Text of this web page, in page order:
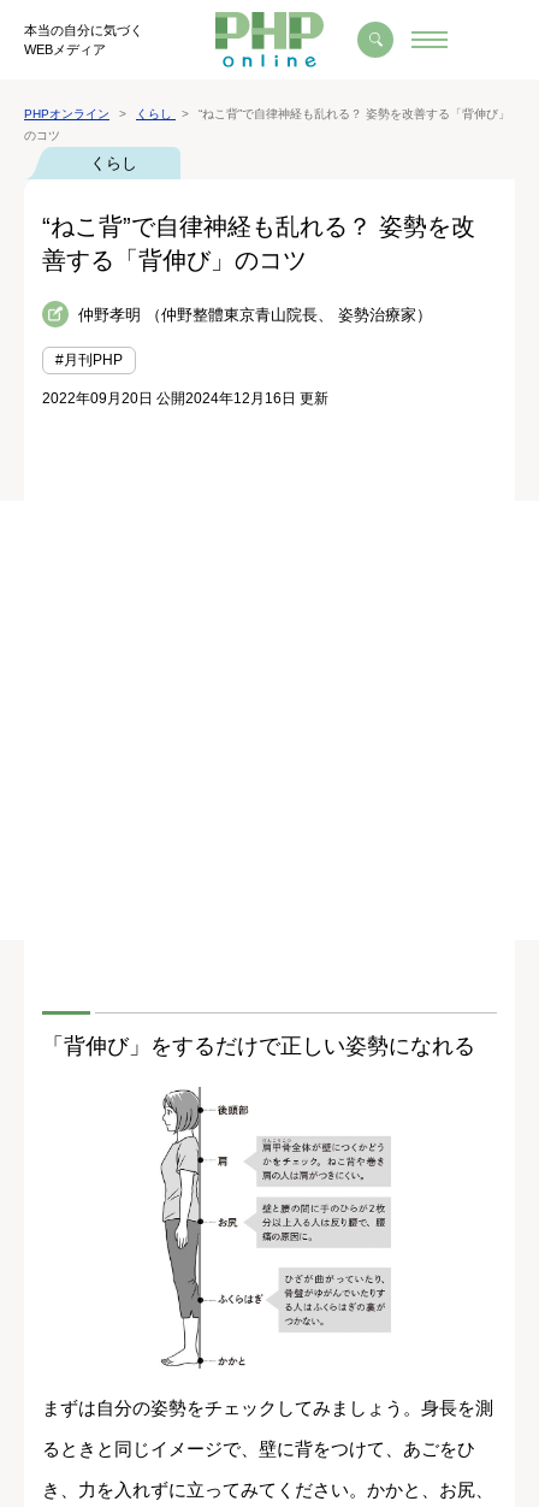
本当の自分に気づく
WEBメディア
PHPオンライン くらし
“ねこ背”で自律神経も乱れる？ 姿勢を改善する「背伸び」
のコツ
くらし
“ねこ背”で自律神経も乱れる？ 姿勢を改
善する「背伸び」のコツ
仲野孝明 （仲野整體東京青山院長、 姿勢治療家）
#月刊PHP
2022年09月20日 公開2024年12月16日 更新
「背伸び」をするだけで正しい姿勢になれる
まずは自分の姿勢をチェックしてみましょう。身長を測
るときと同じイメージで、壁に背をつけて、あごをひ
き、力を入れずに立ってみてください。かかと、お尻、